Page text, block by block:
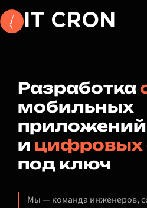
IT CRON
Разработка
мобильных
приложений
и цифровых
под ключ
Мы — команда инженеров,